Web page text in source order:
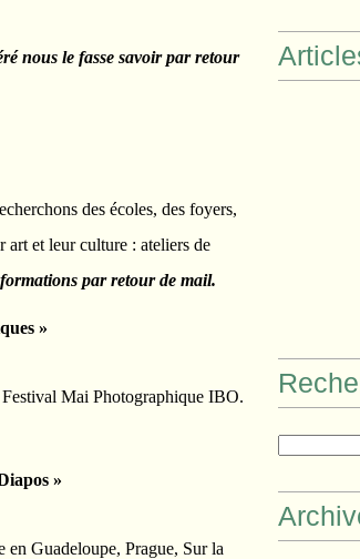
nous le fasse savoir par retour
des écoles, des foyers,
art et leur culture : ateliers de
par retour de mail.
»
Festival Mai Photographique IBO.
»
Guadeloupe, Prague, Sur la